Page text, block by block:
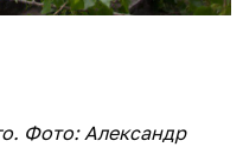
Фото: Александр